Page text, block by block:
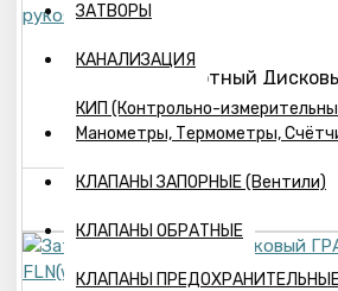
ЗАТВОРЫ
КАНАЛИЗАЦИЯ
КИП (Контрольно-
Манометры, Термометры,
КЛАПАНЫ ЗАПОРНЫЕ (Вентили)
КЛАПАНЫ ОБРАТНЫЕ
КЛАПАНЫ
Затвор Поворотный
ЗПТЛ-FLN(w)-5-050-MN-НТ
межфланцевый,
4999р.